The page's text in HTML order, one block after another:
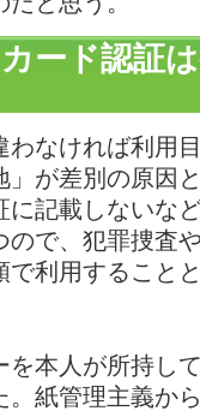
ード認証
わなければ利用
が差別の原因
記載しないな
で、犯罪捜査
利用すること
本人が所持し
紙管理主義か